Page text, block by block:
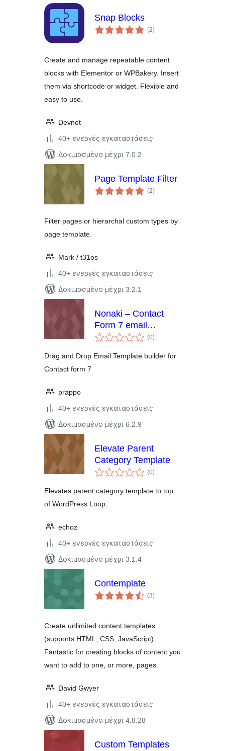
Snap Blocks
(2αξιολογήσεις
σύνολο
)
Create and manage repeatable content
blocks with Elementor or WPBakery. Insert
them via shortcode or widget. Flexible and
easy to use.
Devnet
40+ ενεργές εγκαταστάσεις
Δοκιμασμένο μέχρι 7.0.2
Page Template Filter
(2αξιολογήσεις
σύνολο
)
Filter pages or hierarchal custom types by
page template.
Mark / t31os
40+ ενεργές εγκαταστάσεις
Δοκιμασμένο μέχρι 3.2.1
Nonaki – Contact
Form 7 email
template customizer
(0αξιολογήσεις
σύνολο
)
Drag and Drop Email Template builder for
Contact form 7
prappo
40+ ενεργές εγκαταστάσεις
Δοκιμασμένο μέχρι 6.2.9
Elevate Parent
Category Template
(0αξιολογήσεις
σύνολο
)
Elevates parent category template to top
of WordPress Loop.
echoz
40+ ενεργές εγκαταστάσεις
Δοκιμασμένο μέχρι 3.1.4
Contemplate
(3αξιολογήσεις
σύνολο
)
Create unlimited content templates
(supports HTML, CSS, JavaScript).
Fantastic for creating blocks of content you
want to add to one, or more, pages.
David Gwyer
40+ ενεργές εγκαταστάσεις
Δοκιμασμένο μέχρι 4.8.28
Custom Templates